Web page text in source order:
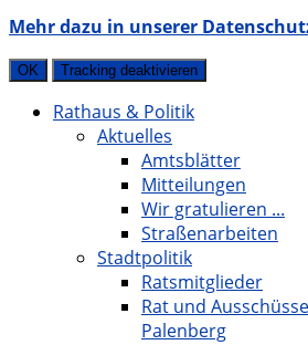
Mehr dazu in unserer
OK Tracking deaktivieren
Rathaus & Politik
Aktuelles
Amtsblätter
Mitteilungen
Wir gratulieren ...
Straßenarbeiten
Stadtpolitik
Ratsmitglieder
Rat und
Palenberg